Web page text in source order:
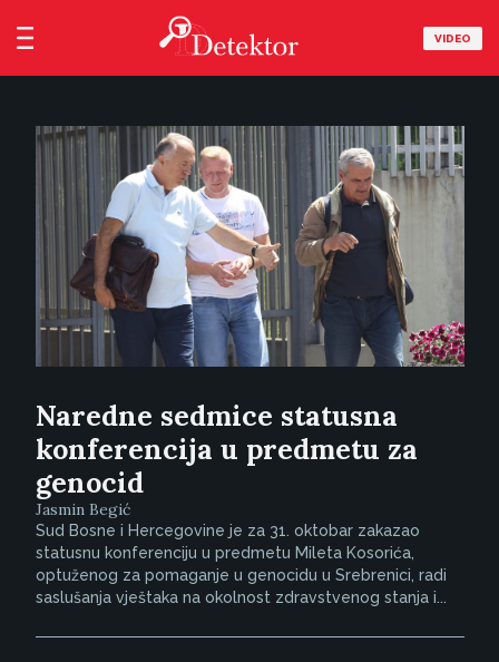
VIDEO
Naredne sedmice statusna
konferencija u predmetu za
genocid
Jasmin Begić
Sud Bosne i Hercegovine je za 31. oktobar zakazao
statusnu konferenciju u predmetu Mileta Kosorića,
optuženog za pomaganje u genocidu u Srebrenici, radi
saslušanja vještaka na okolnost zdravstvenog stanja i...